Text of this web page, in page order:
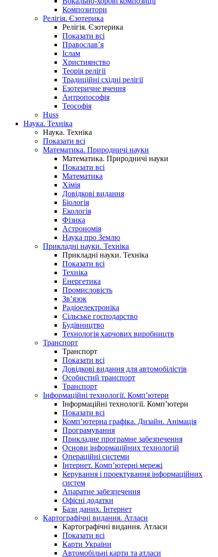
Композитори
Релігія. Єзотерика
Релігія. Єзотерика
Показати всі
Православ’я
Іслам
Християнство
Теорія релігії
Традиційні східні релігії
Езотеричне вчення
Антропософія
Теософія
Huss
Наука. Техніка
Наука. Техніка
Показати всі
Математика. Природничі науки
Математика. Природничі науки
Показати всі
Математика
Хімія
Довідкові видання
Біологія
Екологія
Фізика
Астрономія
Наука про Землю
Прикладні науки. Техніка
Прикладні науки. Техніка
Показати всі
Техніка
Енергетика
Промисловість
Зв’язок
Радіоелектроніка
Сільське господарство
Будівництво
Технологія харчових виробництв
Транспорт
Транспорт
Показати всі
Довідкові видання для автомобілістів
Особистий транспорт
Транспорт
Інформаційні технології. Комп’ютери
Інформаційні технології. Комп’ютери
Показати всі
Комп’ютерна графіка. Дизайн. Анімація
Програмування
Прикладне програмне забезпечення
Основи інформаційних технологій
Операційні системи
Інтернет. Комп’ютерні мережі
Керування і проектування інформаційних
систем
Апаратне забезпечення
Офісні додатки
Бази даних. Інтернет
Картографічні видання. Атласи
Картографічні видання. Атласи
Показати всі
Карти України
Автомобільні карти та атласи